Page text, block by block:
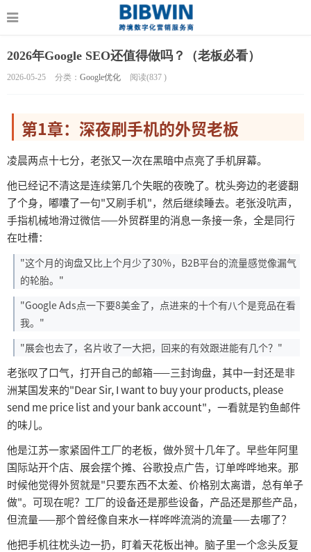
2026年Google SEO还值得做吗？（老板必看）
2026-05-25 分类： Google优化 阅读(837 )
第1章：深夜刷手机的外贸老板
凌晨两点十七分，老张又一次在黑暗中点亮了手机屏幕。
他已经记不清这是连续第几个失眠的夜晚了。枕头旁边的老婆翻
了个身，嘟囔了一句"又刷手机"，然后继续睡去。老张没吭声，
手指机械地滑过微信——外贸群里的消息一条接一条，全是同行
在吐槽：
"这个月的询盘又比上个月少了30%，B2B平台的流量感觉像漏气
的轮胎。"
"Google Ads点一下要8美金了，点进来的十个有八个是竞品在看
我。"
"展会也去了，名片收了一大把，回来的有效跟进能有几个？"
老张叹了口气，打开自己的邮箱——三封询盘，其中一封还是非
洲某国发来的"Dear Sir, I want to buy your products, please
send me price list and your bank account"，一看就是钓鱼邮件
的味儿。
他是江苏一家紧固件工厂的老板，做外贸十几年了。早些年阿里
国际站开个店、展会摆个摊、谷歌投点广告，订单哗哗地来。那
时候他觉得外贸就是"只要东西不太差、价格别太离谱，总有单子
做"。可现在呢？工厂的设备还是那些设备，产品还是那些产品，
但流量——那个曾经像自来水一样哗哗流淌的流量——去哪了？
他把手机往枕头边一扔，盯着天花板出神。脑子里一个念头反复